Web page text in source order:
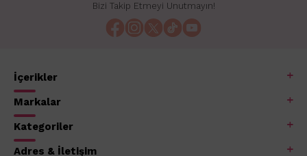
Bizi Takip Etmeyi Unutmayın!
İçerikler
Markalar
Kategoriler
Adres & İletişim